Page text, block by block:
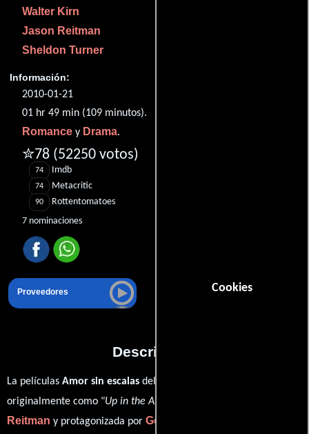
Cookies
Walter Kirn
Jason Reitman
Sheldon Turner
Información:
2010-01-21
01 hr 49 min (109 minutos).
Romance y Drama.
✮78 (52250 votos)
74 Imdb
74 Metacritic
90
Rottentomatoes
7 nominaciones
Proveedores
Descripción
La películas Amor sin escalas del año 2010, conocida
originalmente como "Up in the Air
Reitman y protagonizada por George Clooney